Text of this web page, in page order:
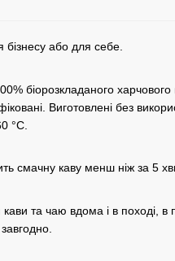
бізнесу або для себе.
біорозкладаного
Виготовлені без
°С.
смачну каву менш ніж за 5
та чаю вдома і в поході, в